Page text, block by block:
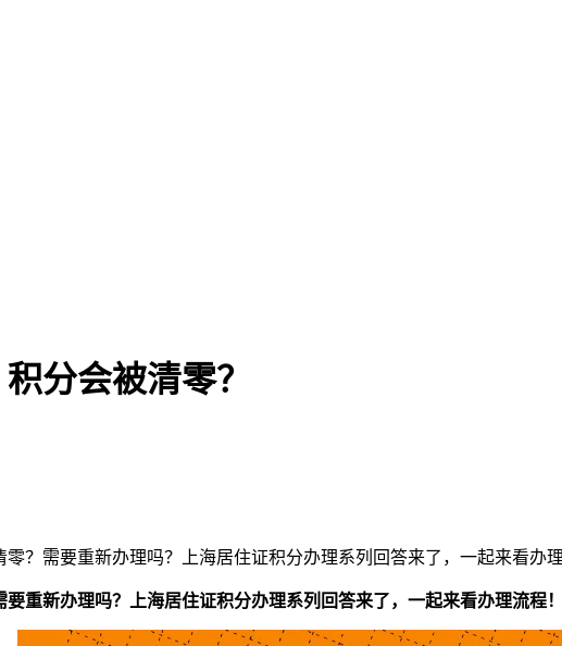
分会被清零？
？需要重新办理吗？上海居住证积分办理系列回答来了，一起来看办理
重新办理吗？上海居住证积分办理系列回答来了，一起来看办理流程！